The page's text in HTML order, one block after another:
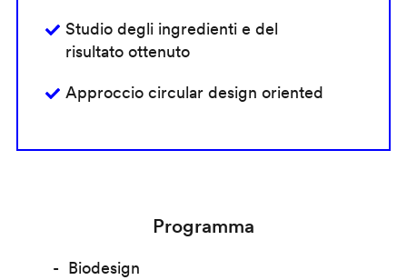
Studio degli ingredienti e del
risultato ottenuto
Approccio circular design oriented
Programma
Biodesign